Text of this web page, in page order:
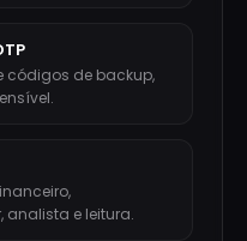
códigos de backup,
analista e leitura.